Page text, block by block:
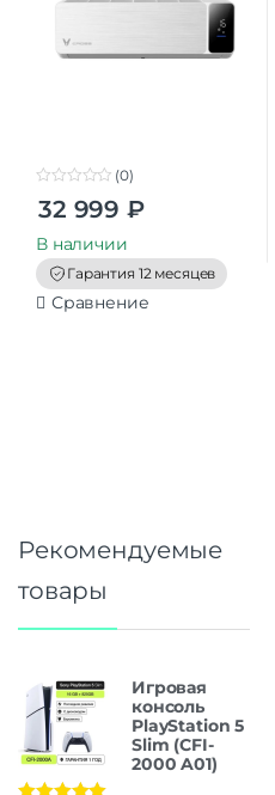
o
t
o
f
5
(0)
32 999 ₽
В наличии
Гарантия 12 месяцев
Сравнение
Рекомендуемые
товары
Игровая
консоль
PlayStation 5
Slim (CFI-
2000 A01)